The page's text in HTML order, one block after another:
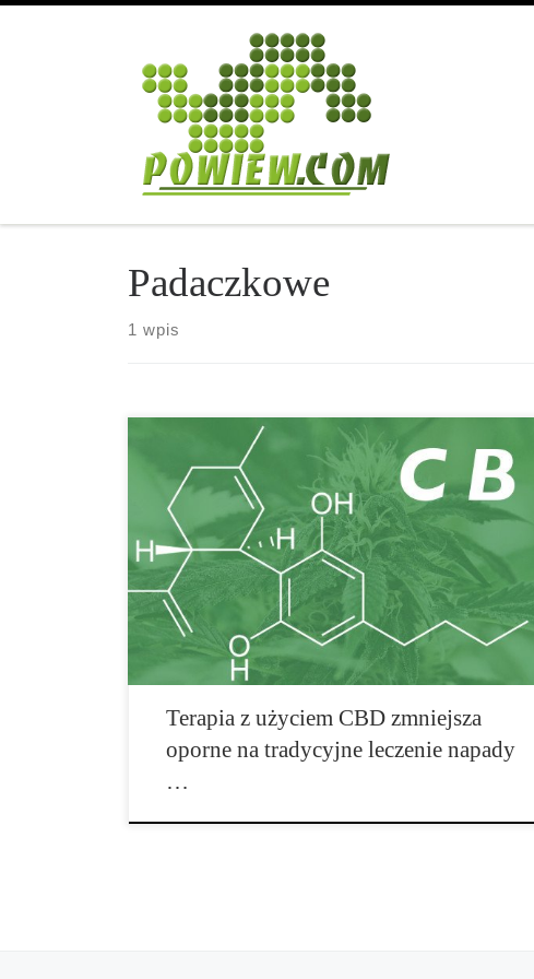
Padaczkowe
1 wpis
Podawanie pacjentom kannabidiolu (CBD) związane jest z
łagodzeniem opornych na […]
Terapia z użyciem CBD zmniejsza
oporne na tradycyjne leczenie napady
…